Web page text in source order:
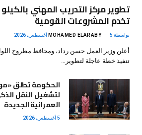
تخدم المشروعات القومية
بواسطة MOHAMED ELARABY 5 أغسطس، 2026
أعلن وزير العمل حسن رداد، ومحافظ مطروح
تنفيذ خطة عاجلة لتطوير…
الحكومة تطلق
لتشغيل النقل
العمرانية الجديدة
5 أغسطس، 2026